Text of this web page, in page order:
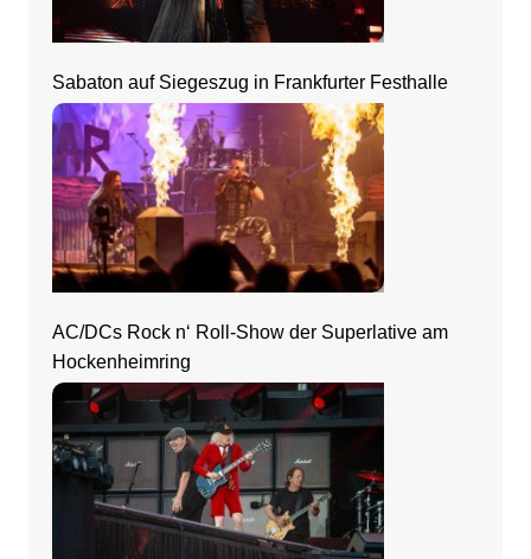
Sabaton auf Siegeszug in Frankfurter Festhalle
AC/DCs Rock n‘ Roll-Show der Superlative am
Hockenheimring